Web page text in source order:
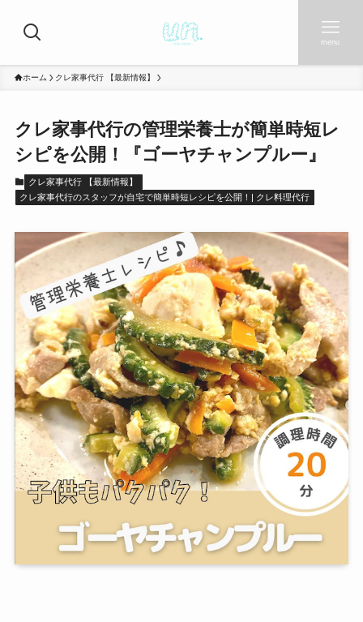
menu
ホーム クレ家事代行 【最新情報】
クレ家事代行の管理栄養士が簡単時短レ
シピを公開！『ゴーヤチャンプルー』
クレ家事代行 【最新情報】
クレ家事代行のスタッフが自宅で簡単時短レシピを公開！| クレ料理代行